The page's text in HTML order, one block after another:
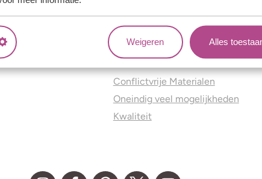
Weigeren Alles
Jouw voordelen
Conflictvrije Materialen
Oneindig veel mogelijkheden
Kwaliteit